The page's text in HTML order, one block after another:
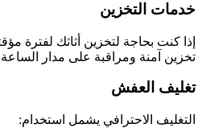
خدمات التخزين
إذا كنت بحاجة لتخزين أثاثك لفترة
تخزين آمنة ومراقبة على مدار
تغليف العفش
التغليف الاحترافي يشمل استخدام: